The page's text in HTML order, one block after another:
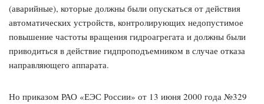
(аварийные), которые должны были опускаться от действия
автоматических устройств, контролирующих недопустимое
повышение частоты вращения гидроагрегата и должны были
приводиться в действие гидпроподъемником в случае отказа
направляющего аппарата.
Но приказом РАО «ЕЭС России» от 13 июня 2000 года №329